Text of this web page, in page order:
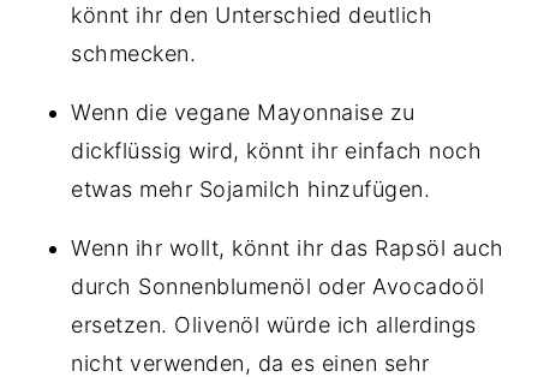
könnt ihr den Unterschied deutlich
schmecken.
Wenn die vegane Mayonnaise zu
dickflüssig wird, könnt ihr einfach noch
etwas mehr Sojamilch hinzufügen.
Wenn ihr wollt, könnt ihr das Rapsöl auch
durch Sonnenblumenöl oder Avocadoöl
ersetzen. Olivenöl würde ich allerdings
nicht verwenden, da es einen sehr